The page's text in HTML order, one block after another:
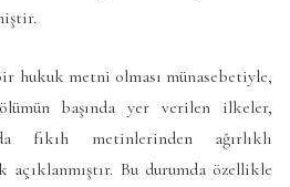
hukuk metni olması münasebetiyle,
başında yer verilen ilkeler,
fıkıh metinlerinden ağırlıklı
açıklanmıştır. Bu durumda özellikle